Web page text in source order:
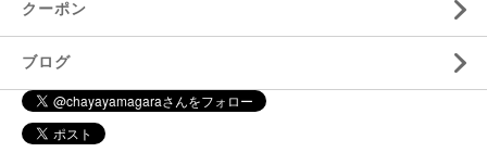
クーポン
ブログ